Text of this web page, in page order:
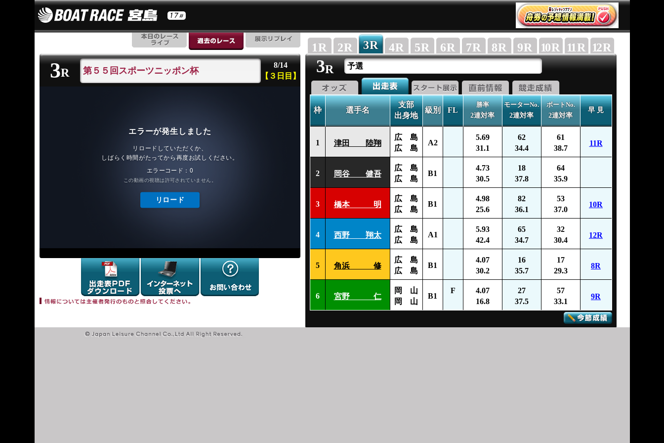
3 R 第５５回スポーツニッポン杯
8/14
【３日目】
1R 2R 3R 4R 5R 6R 7R 8R 9R 10R 11R 12R
3R 予選
枠 選手名
支部
出身地
級別 FL
勝率
2連対率
モーターNo.
2連対率
ボートNo.
2連対率
早 見
1 津田 陸翔
広 島
広 島
A2
5.69
31.1
62
34.4
61
38.7
11R
2 岡谷 健吾
広 島
広 島
B1
4.73
30.5
18
37.8
64
35.9
3 橋本 明
広 島
広 島
B1
4.98
25.6
82
36.1
53
37.0
10R
4 西野 翔太
広 島
広 島
A1
5.93
42.4
65
34.7
32
30.4
12R
5 角浜 修
広 島
広 島
B1
4.07
30.2
16
35.7
17
29.3
8R
6 宮野 仁
岡 山
岡 山
B1
F
4.07
16.8
27
37.5
57
33.1
9R